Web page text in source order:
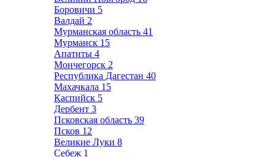
Боровичи 5
Валдай 2
Мурманская область 41
Мурманск 15
Апатиты 4
Мончегорск 2
Республика Дагестан 40
Махачкала 15
Каспийск 5
Дербент 3
Псковская область 39
Псков 12
Великие Луки 8
Себеж 1